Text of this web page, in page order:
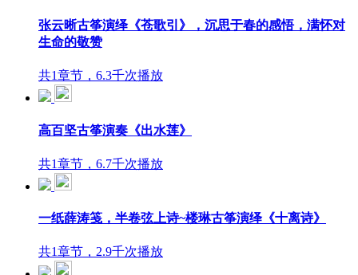
张云晰古筝演绎《苍歌引》，沉思于春的感悟，满怀对
生命的敬赞
共1章节，6.3千次播放
高百坚古筝演奏《出水莲》
共1章节，6.7千次播放
一纸薛涛笺，半卷弦上诗~楼琳古筝演绎《十离诗》
共1章节，2.9千次播放